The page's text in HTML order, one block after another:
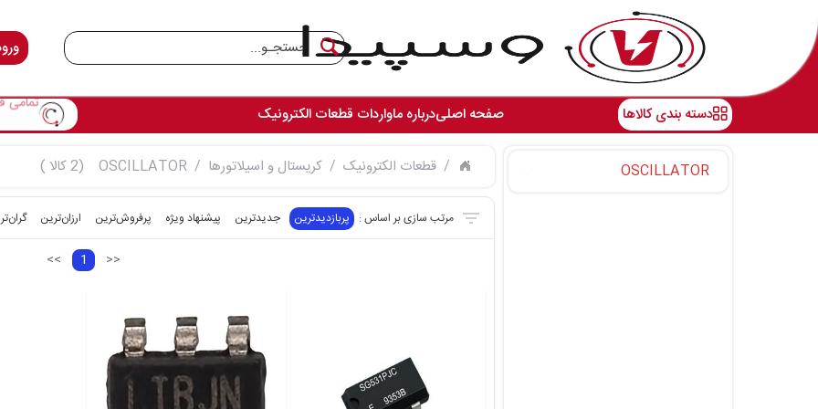
دسته بندی کالاها صفحه اصلیدرباره ماواردات قطعات الکترونیک
تمامی
قطعات الکترونیک کریستال و اسیلاتورها OSCILLATOR (2 کالا )
پربازدیدترین جدیدترین پیشنهاد ویژه پرفروش‌ترین‌ ارزان‌ترین
<< 1 >>
OSCILLATOR